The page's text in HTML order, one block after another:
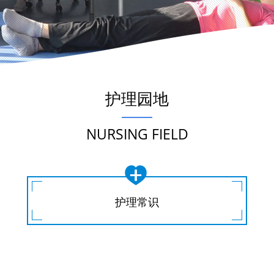
护理园地
NURSING FIELD
护理常识